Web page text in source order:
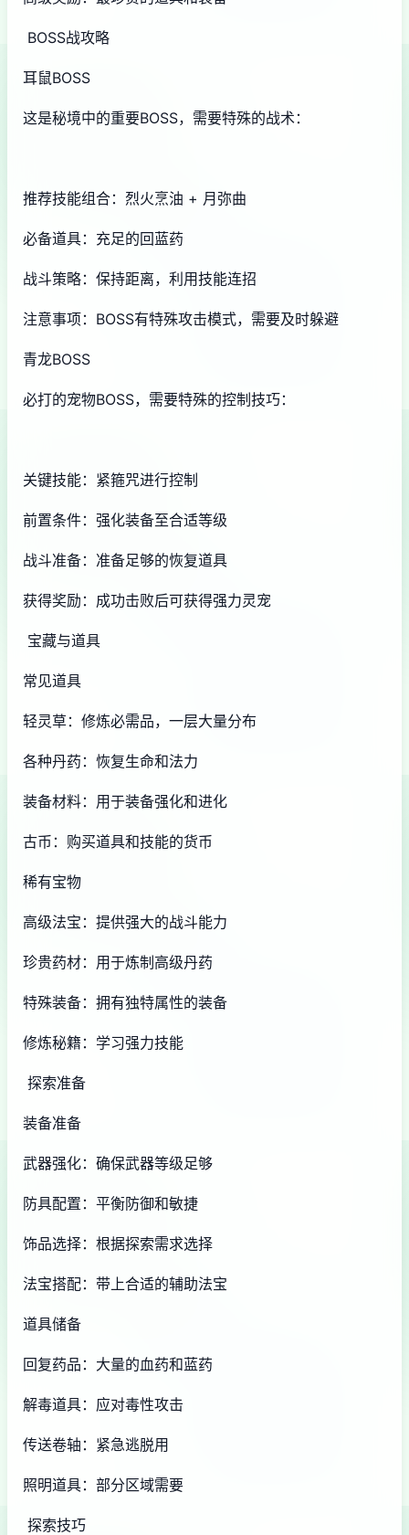
BOSS战攻略
耳鼠BOSS
这是秘境中的重要BOSS，需要特殊的战术：
推荐技能组合：烈火烹油 + 月弥曲
必备道具：充足的回蓝药
战斗策略：保持距离，利用技能连招
注意事项：BOSS有特殊攻击模式，需要及时躲避
青龙BOSS
必打的宠物BOSS，需要特殊的控制技巧：
关键技能：紧箍咒进行控制
前置条件：强化装备至合适等级
战斗准备：准备足够的恢复道具
获得奖励：成功击败后可获得强力灵宠
宝藏与道具
常见道具
轻灵草：修炼必需品，一层大量分布
各种丹药：恢复生命和法力
装备材料：用于装备强化和进化
古币：购买道具和技能的货币
稀有宝物
高级法宝：提供强大的战斗能力
珍贵药材：用于炼制高级丹药
特殊装备：拥有独特属性的装备
修炼秘籍：学习强力技能
探索准备
装备准备
武器强化：确保武器等级足够
防具配置：平衡防御和敏捷
饰品选择：根据探索需求选择
法宝搭配：带上合适的辅助法宝
道具储备
回复药品：大量的血药和蓝药
解毒道具：应对毒性攻击
传送卷轴：紧急逃脱用
照明道具：部分区域需要
探索技巧